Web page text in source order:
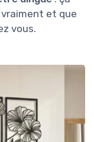
et que
vous.